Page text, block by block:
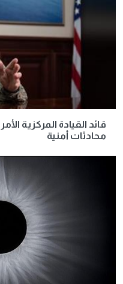
قائد القيادة المركزية
محادثات أمنية